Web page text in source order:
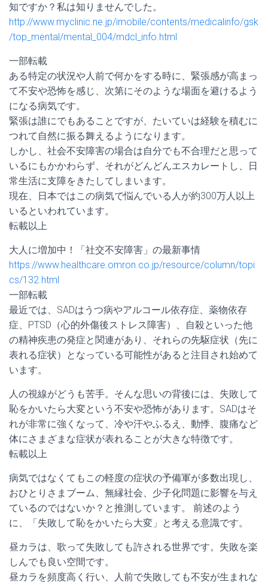
知ですか？私は知りませんでした。
http://www.myclinic.ne.jp/imobile/contents/medicalinfo/gsk
/top_mental/mental_004/mdcl_info.html
一部転載
ある特定の状況や人前で何かをする時に、緊張感が高まっ
て不安や恐怖を感じ、次第にそのような場面を避けるよう
になる病気です。
緊張は誰にでもあることですが、たいていは経験を積むに
つれて自然に振る舞えるようになります。
しかし、社会不安障害の場合は自分でも不合理だと思って
いるにもかかわらず、それがどんどんエスカレートし、日
常生活に支障をきたしてしまいます。
現在、日本ではこの病気で悩んでいる人が約300万人以上
いるといわれています。
転載以上
大人に増加中！「社交不安障害」の最新事情
https://www.healthcare.omron.co.jp/resource/column/topi
cs/132.html
一部転載
最近では、SADはうつ病やアルコール依存症、薬物依存
症、PTSD（心的外傷後ストレス障害）、自殺といった他
の精神疾患の発症と関連があり、それらの先駆症状（先に
表れる症状）となっている可能性があると注目され始めて
います。
人の視線がどうも苦手。そんな思いの背後には、失敗して
恥をかいたら大変という不安や恐怖があります。SADはそ
れが非常に強くなって、冷や汗やふるえ、動悸、腹痛など
体にさまざまな症状が表れることが大きな特徴です。
転載以上
病気ではなくてもこの軽度の症状の予備軍が多数出現し、
おひとりさまブーム、無縁社会、少子化問題に影響を与え
ているのではないか？と推測しています。 前述のよう
に、「失敗して恥をかいたら大変」と考える意識です。
昼カラは、歌って失敗しても許される世界です。失敗を楽
しんでも良い空間です。
昼カラを頻度高く行い、人前で失敗しても不安が生まれな